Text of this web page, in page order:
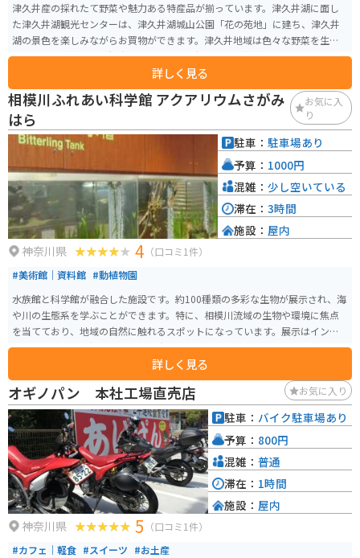
津久井産の採れたて野菜や魅力ある特産品が揃っています。津久井湖に面し
た津久井湖観光センターは、津久井湖城山公園「花の苑地」に建ち、津久井
湖の景色を楽しみながらお買物ができます。津久井地域は色々な野菜を生産
している農家がおり、観光センターでは、採れたての新鮮野菜を販売してお
ります。また、お菓子や日本酒など多くの特産品もあり、ゆっくりと買い物
を楽しむ事が出来ます。
詳しく見る
相模川ふれあい科学館 アクアリウムさがみ
はら
お気に入
り
神奈川県 4 （口コミ1件）
#美術館｜資料館 #動植物園
水族館と科学館が融合した施設です。約100種類の多彩な生物が展示され、海
や川の生態系を学ぶことができます。特に、相模川流域の生物や環境に焦点
を当てており、地域の自然に触れるスポットになっています。展示はインタ
ラクティブで興味深く、子供から大人まで楽しめる内容です。また、ワーク
ショップやイベント、お土産ショップ、イベント、特別展示も定期的に開催
されています。
詳しく見る
駐車： 駐車場あり
予算： 1000円
混雑： 少し空いている
滞在： 3時間
施設： 屋内
オギノパン 本社工場直売店 お気に入り
神奈川県 5 （口コミ1件）
#カフェ｜軽食 #スイーツ #お土産
駐車： バイク駐車場あり
予算： 800円
混雑： 普通
滞在： 1時間
施設： 屋内